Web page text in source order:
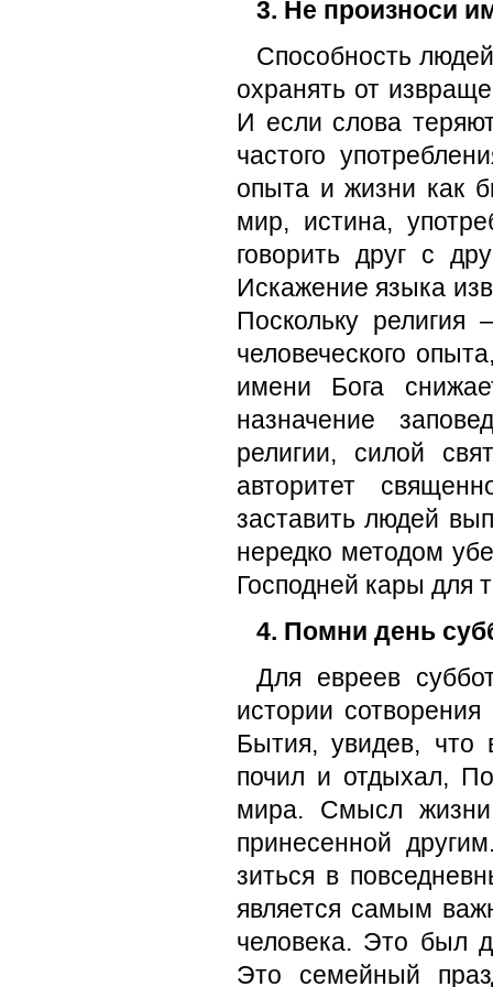
3. Не произноси
Способность
охранять от
И если слова
частого
опыта и жизни как
мир, истина,
говорить друг с
Искажение языка
Поскольку
человечес­кого
имени Бога
назначение
религии, силой
авторитет
заставить людей
не­редко методом
Господней кары для
4. Помни день
Для евреев
истории
Бытия, увидев, что
почил и отдыхал,
мира. Смысл жизни
принесенной
зиться в
является самым
человека. Это был
Это семейный